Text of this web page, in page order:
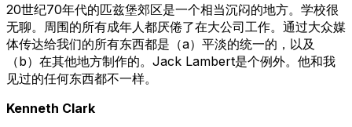
20世纪70年代的匹兹堡郊区是一个相当沉闷的地方。学校很
无聊。周围的所有成年人都厌倦了在大公司工作。通过大众媒
体传达给我们的所有东西都是（a）平淡的统一的，以及
（b）在其他地方制作的。Jack Lambert是个例外。他和我
见过的任何东西都不一样。
Kenneth Clark